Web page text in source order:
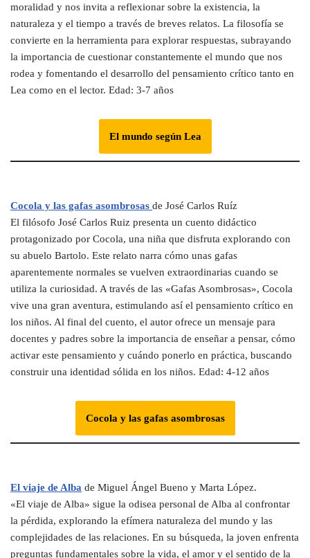
moralidad y nos invita a reflexionar sobre la existencia, la
naturaleza y el tiempo a través de breves relatos. La filosofía se
convierte en la herramienta para explorar respuestas, subrayando
la importancia de cuestionar constantemente el mundo que nos
rodea y fomentando el desarrollo del pensamiento crítico tanto en
Lea como en el lector. Edad: 3-7 años
El mundo según Lea
Cocola y las gafas asombrosas de José Carlos Ruíz
El filósofo José Carlos Ruiz presenta un cuento didáctico
protagonizado por Cocola, una niña que disfruta explorando con
su abuelo Bartolo. Este relato narra cómo unas gafas
aparentemente normales se vuelven extraordinarias cuando se
utiliza la curiosidad. A través de las «Gafas Asombrosas», Cocola
vive una gran aventura, estimulando así el pensamiento crítico en
los niños. Al final del cuento, el autor ofrece un mensaje para
docentes y padres sobre la importancia de enseñar a pensar, cómo
activar este pensamiento y cuándo ponerlo en práctica, buscando
construir una identidad sólida en los niños. Edad: 4-12 años
Cocola y las gafas asombrosas
El viaje de Alba de Miguel Ángel Bueno y Marta López.
«El viaje de Alba» sigue la odisea personal de Alba al confrontar
la pérdida, explorando la efímera naturaleza del mundo y las
complejidades de las relaciones. En su búsqueda, la joven enfrenta
preguntas fundamentales sobre la vida, el amor y el sentido de la